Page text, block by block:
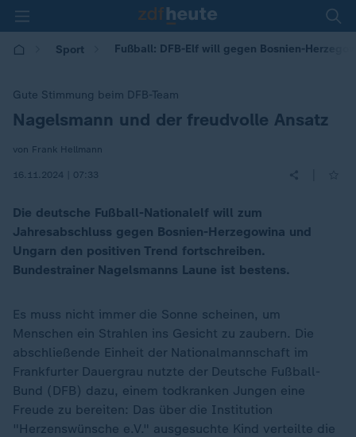
Sport Fußball: DFB-Elf will gegen Bosnien-
Gute Stimmung beim DFB-Team
:Nagelsmann und der freudvolle Ansatz
von Frank Hellmann
16.11.2024 | 07:33
Die deutsche Fußball-Nationalelf will zum
Jahresabschluss gegen Bosnien-Herzegowina und
Ungarn den positiven Trend fortschreiben.
Bundestrainer Nagelsmanns Laune ist bestens.
Es muss nicht immer die Sonne scheinen, um
Menschen ein Strahlen ins Gesicht zu zaubern. Die
abschließende Einheit der Nationalmannschaft im
Frankfurter Dauergrau nutzte der Deutsche Fußball-
Bund (DFB) dazu, einem todkranken Jungen eine
Freude zu bereiten: Das über die Institution
"Herzenswünsche e.V." ausgesuchte Kind verteilte die